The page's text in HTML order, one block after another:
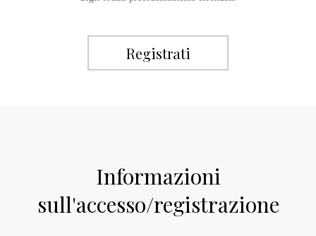
Informazioni
sull'accesso/registrazione